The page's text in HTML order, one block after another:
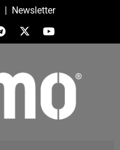
| Newsletter